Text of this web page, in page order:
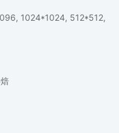
1024*1024, 512*512,